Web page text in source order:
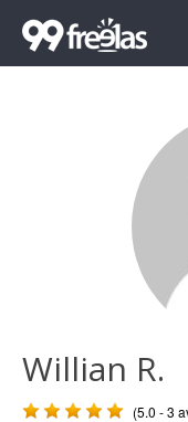
Willian R.
(5.0 - 3